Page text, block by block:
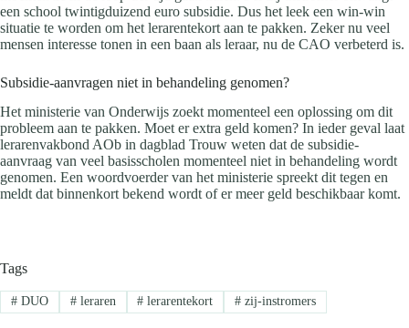
een school twintigduizend euro subsidie. Dus het leek een win-win
situatie te worden om het lerarentekort aan te pakken. Zeker nu veel
mensen interesse tonen in een baan als leraar, nu de CAO verbeterd is.
Subsidie-aanvragen niet in behandeling genomen?
Het ministerie van Onderwijs zoekt momenteel een oplossing om dit
probleem aan te pakken. Moet er extra geld komen? In ieder geval laat
lerarenvakbond AOb in dagblad Trouw weten dat de subsidie-
aanvraag van veel basisscholen momenteel niet in behandeling wordt
genomen. Een woordvoerder van het ministerie spreekt dit tegen en
meldt dat binnenkort bekend wordt of er meer geld beschikbaar komt.
Tags
#DUO #leraren # lerarentekort # zij-instromers